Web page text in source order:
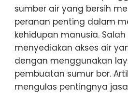
sumber air yang bersih
peranan penting dalam
kehidupan manusia.
menyediakan akses air
dengan menggunakan
pembuatan sumur bor.
mengulas pentingnya